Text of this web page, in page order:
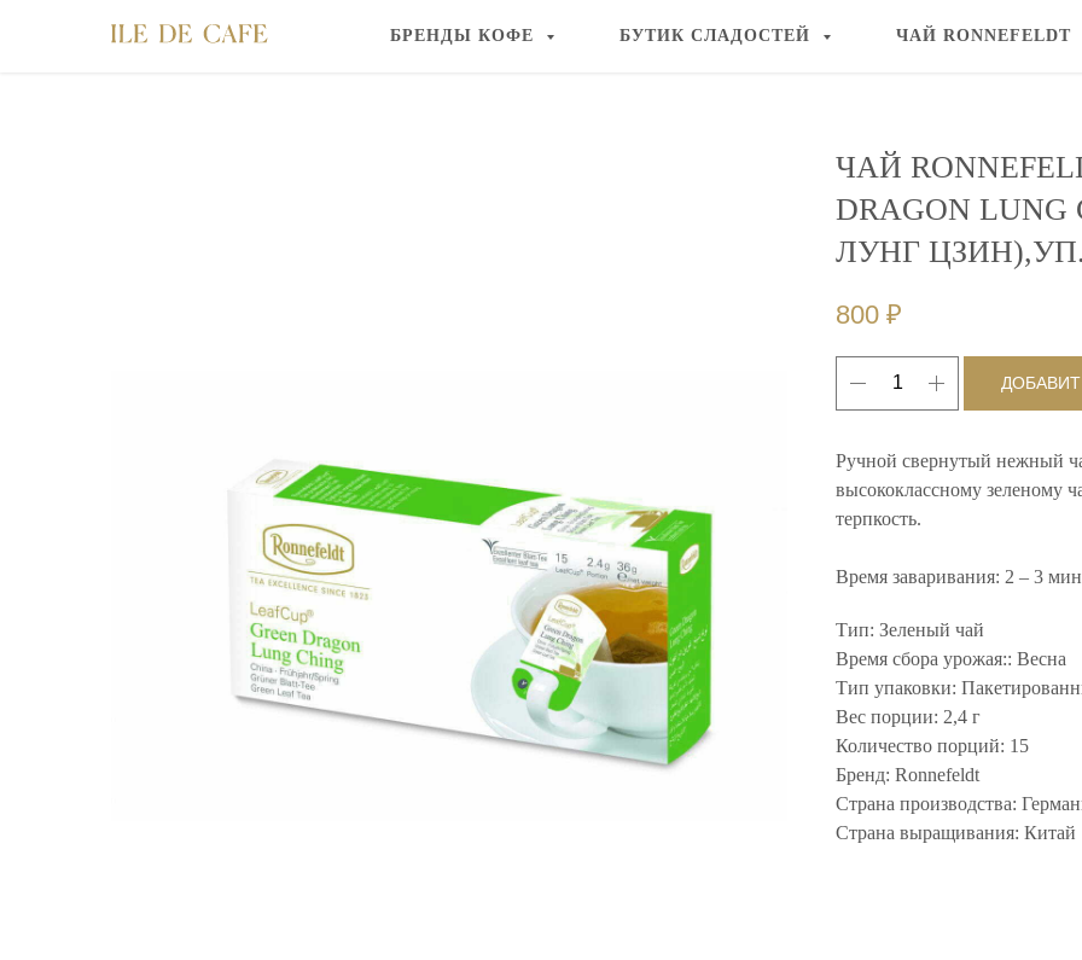
БРЕНДЫ КОФЕ БУТИК СЛАДОСТЕЙ ЧАЙ RONNEFELDT
ЧАЙ
DRAGON
ЛУНГ
800 ₽
Ручной свернутый нежный
высококлассному
терпкость.
Время заваривания: 2 – 3
Тип: Зеленый чай
Время сбора урожая:: Весна
Тип упаковки:
Вес порции: 2,4 г
Количество порций: 15
Бренд: Ronnefeldt
Страна производства:
Страна выращивания: Китай